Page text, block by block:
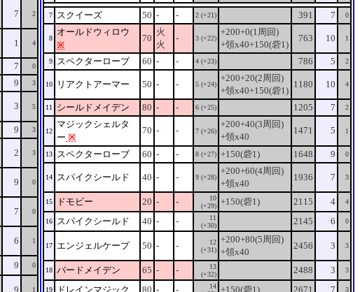
7 2
1 4
7 0
9 3
3 5
9 3
2 3
9 0
7 0
6 1
9 0
9 1
7 スクイーズ 50 - - 2 (+21) 391 7 0
8
オールドウィロウ
※
70
火
火
- 3 (+22)
+200+0(1周回)
+領x40+150(砦1)
763 10 1
9 スペクターローブ 60 - - 4 (+23) 786 5 2
10 リアクトアーマー 50 - - 5 (+24)
+200+20(2周回)
+領x40+150(砦1)
1180 10 4
11 シールドメイデン 80 - - 6 (+25) 1205 7 2
12
マジックシェルタ
ー ※
70 - - 7 (+26)
+200+40(3周回)
+領x40
1471 5 1
13 スペクターローブ 60 - - 8 (+27) +150(砦1) 1648 9 0
14 スパイクシールド 40 - - 9 (+28)
+200+60(4周回)
+領x40
1936 7 3
15 ドモビー 20 - -
10
(+29) +150(砦1) 2115 4 4
16 スパイクシールド 40 - -
11
(+30)
2145 6 0
17 エンジェルケープ 50 - -
12
(+31)
+200+80(5周回)
+領x40
2456 3 3
18 バードメイデン 65 - -
13
(+32)
2488 3 3
19 ドレインマジック 80 - -
14 +150(砦1) 2671 7 3